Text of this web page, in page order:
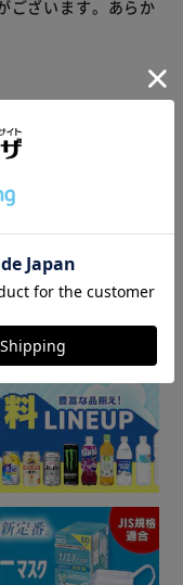
ございます。あらか
及び商品のお届け
いた場合、キャンセ
おります。
▼